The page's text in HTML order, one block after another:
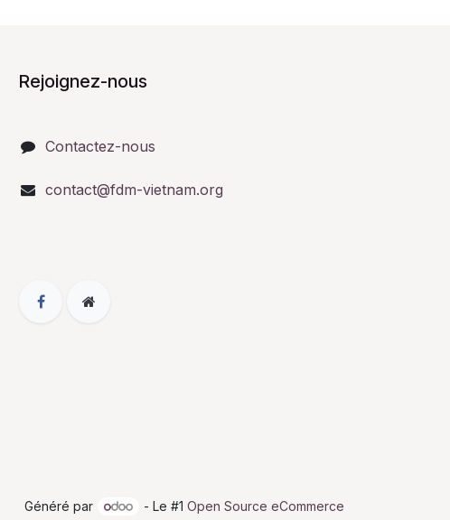
Rejoignez-nous
Contactez-nous
contact@fdm-vietnam.org
Généré par - Le #1 Open Source eCommerce